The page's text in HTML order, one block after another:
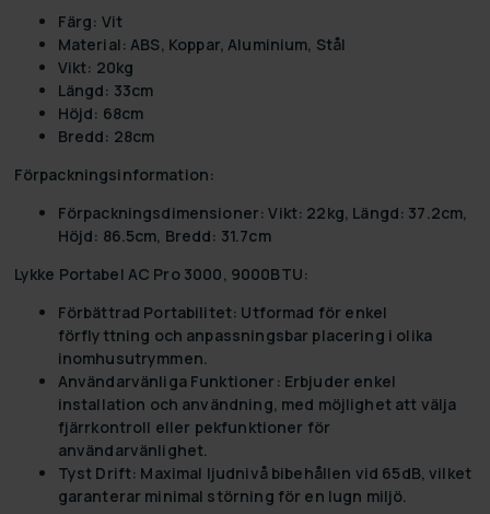
Färg: Vit
Material: ABS, Koppar, Aluminium, Stål
Vikt: 20kg
Längd: 33cm
Höjd: 68cm
Bredd: 28cm
Förpackningsinformation:
Förpackningsdimensioner: Vikt: 22kg, Längd: 37.2cm,
Höjd: 86.5cm, Bredd: 31.7cm
Lykke Portabel AC Pro 3000, 9000BTU:
Förbättrad Portabilitet: Utformad för enkel
förflyttning och anpassningsbar placering i olika
inomhusutrymmen.
Användarvänliga Funktioner: Erbjuder enkel
installation och användning, med möjlighet att välja
fjärrkontroll eller pekfunktioner för
användarvänlighet.
Tyst Drift: Maximal ljudnivå bibehållen vid 65dB, vilket
garanterar minimal störning för en lugn miljö.